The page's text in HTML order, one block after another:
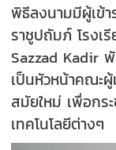
พิธีลงนามมีผู้เข้
ราชูปถัมภ์ โรงเ
Sazzad Kadir
เป็นหัวหน้าคณะ
สมัยใหม่ เพื่อกร
เทคโนโลยีต่างๆ